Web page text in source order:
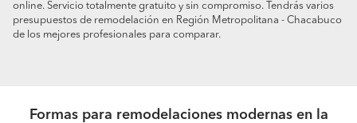
online. Servicio totalmente gratuito y sin compromiso. Tendrás varios
presupuestos de remodelación en Región Metropolitana - Chacabuco
de los mejores profesionales para comparar.
Formas para remodelaciones modernas en la